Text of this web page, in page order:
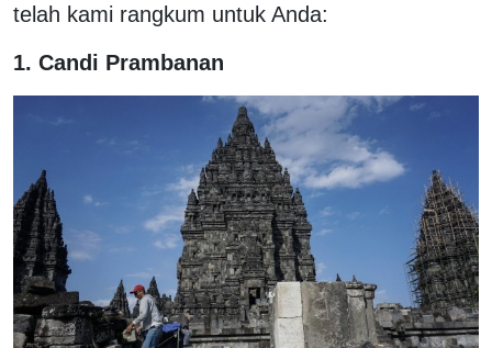
telah kami rangkum untuk Anda:
1. Candi Prambanan